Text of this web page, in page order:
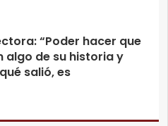
“Poder hacer que
algo de su historia y
salió, es